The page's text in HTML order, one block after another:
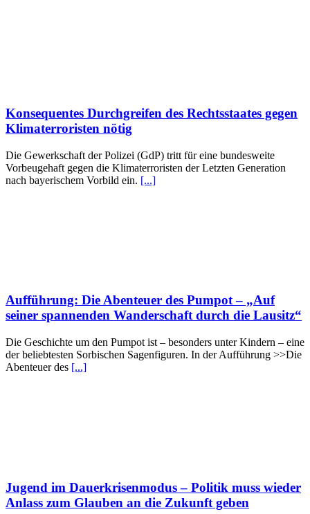
Konsequentes Durchgreifen des Rechtsstaates gegen
Klimaterroristen nötig
Die Gewerkschaft der Polizei (GdP) tritt für eine bundesweite
Vorbeugehaft gegen die Klimaterroristen der Letzten Generation
nach bayerischem Vorbild ein. [...]
Aufführung: Die Abenteuer des Pumpot – „Auf
seiner spannenden Wanderschaft durch die Lausitz“
Die Geschichte um den Pumpot ist – besonders unter Kindern – eine
der beliebtesten Sorbischen Sagenfiguren. In der Aufführung >>Die
Abenteuer des [...]
Jugend im Dauerkrisenmodus – Politik muss wieder
Anlass zum Glauben an die Zukunft geben